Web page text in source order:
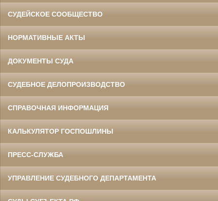
СУДЕЙСКОЕ СООБЩЕСТВО
НОРМАТИВНЫЕ АКТЫ
ДОКУМЕНТЫ СУДА
СУДЕБНОЕ ДЕЛОПРОИЗВОДСТВО
СПРАВОЧНАЯ ИНФОРМАЦИЯ
КАЛЬКУЛЯТОР ГОСПОШЛИНЫ
ПРЕСС-СЛУЖБА
УПРАВЛЕНИЕ СУДЕБНОГО ДЕПАРТАМЕНТА